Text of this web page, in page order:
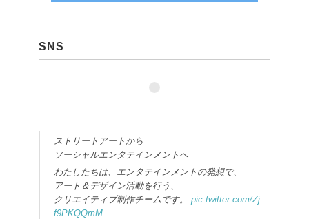
SNS
ストリートアートから
ソーシャルエンタテインメントへ
わたしたちは、エンタテインメントの発想で、
アート＆デザイン活動を行う、
クリエイティブ制作チームです。 pic.twitter.com/Zj
f9PKQQmM